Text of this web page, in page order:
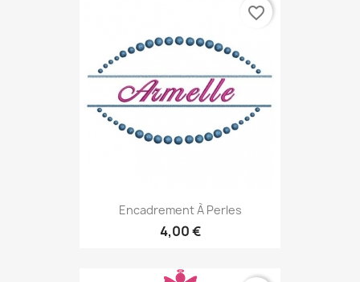
Encadrement À Perles
4,00 €
favorite_border